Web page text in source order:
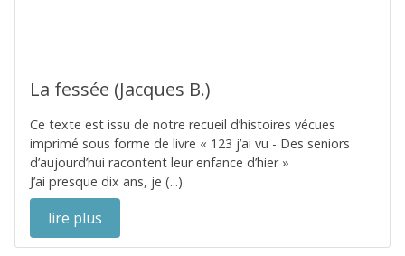
La fessée (Jacques B.)
Ce texte est issu de notre recueil d’histoires vécues
imprimé sous forme de livre « 123 j’ai vu - Des seniors
d’aujourd’hui racontent leur enfance d’hier »
J’ai presque dix ans, je (...)
lire plus